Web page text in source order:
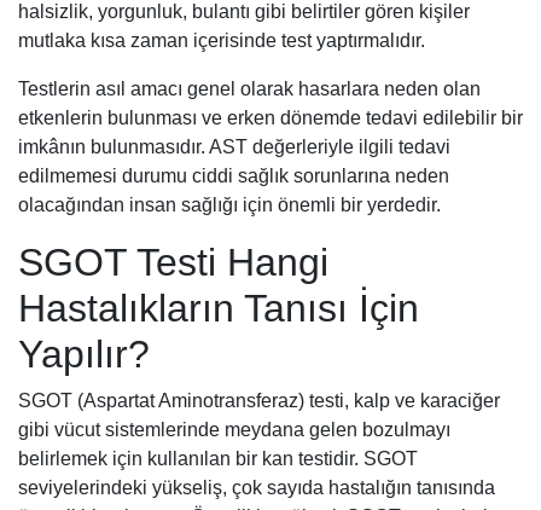
halsizlik, yorgunluk, bulantı gibi belirtiler gören kişiler
mutlaka kısa zaman içerisinde test yaptırmalıdır.
Testlerin asıl amacı genel olarak hasarlara neden olan
etkenlerin bulunması ve erken dönemde tedavi edilebilir bir
imkânın bulunmasıdır. AST değerleriyle ilgili tedavi
edilmemesi durumu ciddi sağlık sorunlarına neden
olacağından insan sağlığı için önemli bir yerdedir.
SGOT Testi Hangi
Hastalıkların Tanısı İçin
Yapılır?
SGOT (Aspartat Aminotransferaz) testi, kalp ve karaciğer
gibi vücut sistemlerinde meydana gelen bozulmayı
belirlemek için kullanılan bir kan testidir. SGOT
seviyelerindeki yükseliş, çok sayıda hastalığın tanısında